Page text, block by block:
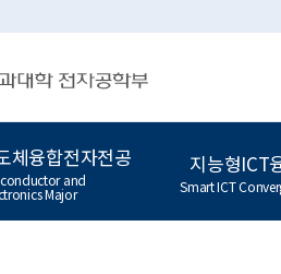
체융합전자전공
and
Major
지능형ICT
Smart ICT